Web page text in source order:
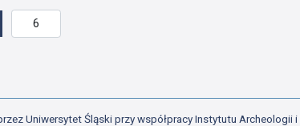
pierwszej strony
do poprzedniej strony
Uniwersytet Śląski przy współpracy Instytutu Archeologii